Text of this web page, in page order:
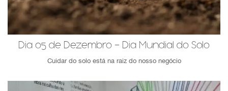
Dia 05 de Dezembro - Dia Mundial do Solo
Cuidar do solo está na raiz do nosso negócio